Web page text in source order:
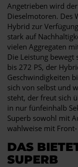
Angetrieben wird
Dieselmotoren. Des
Hybrid zur
stark auf
vielen Aggregaten
Die Leistung
bis 272 PS, der
Geschwindigkeiten
sich von selbst und
steht, der freut sich
in nur fünfeinhalb
Superb sowohl mit
wahlweise mit
DAS
SUPERB